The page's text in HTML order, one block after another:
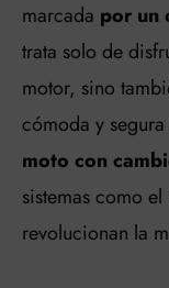
marcada por un
trata solo de
motor, sino
cómoda y
moto con
sistemas como
revolucionan la